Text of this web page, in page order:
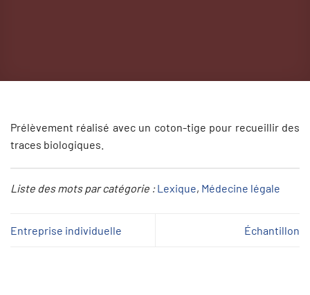
Prélèvement réalisé avec un coton-tige pour recueillir des
traces biologiques.
Liste des mots par catégorie : Lexique, Médecine légale
Entreprise individuelle Échantillon